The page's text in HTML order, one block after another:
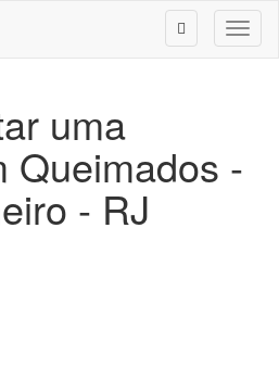
uma
Queimados -
- RJ